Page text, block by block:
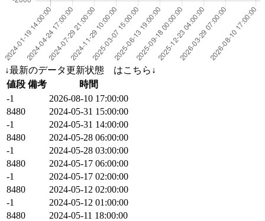
↓最新のデータ更新状態 はこちら↓
値段 備考
時間
-1
2026-08-10 17:00:00
8480
2024-05-31 15:00:00
-1
2024-05-31 14:00:00
8480
2024-05-28 06:00:00
-1
2024-05-28 03:00:00
8480
2024-05-17 06:00:00
-1
2024-05-17 02:00:00
8480
2024-05-12 02:00:00
-1
2024-05-12 01:00:00
8480
2024-05-11 18:00:00